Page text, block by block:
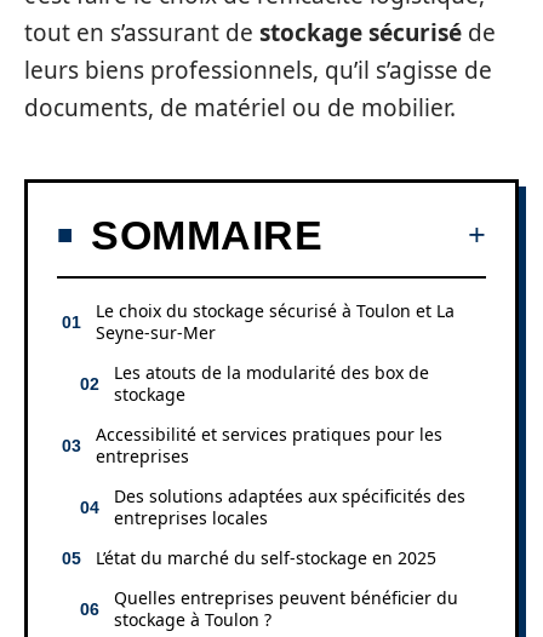
tout en s’assurant de stockage sécurisé de
leurs biens professionnels, qu’il s’agisse de
documents, de matériel ou de mobilier.
SOMMAIRE
Le choix du stockage sécurisé à Toulon et La
Seyne-sur-Mer
Les atouts de la modularité des box de
stockage
Accessibilité et services pratiques pour les
entreprises
Des solutions adaptées aux spécificités des
entreprises locales
L’état du marché du self-stockage en 2025
Quelles entreprises peuvent bénéficier du
stockage à Toulon ?